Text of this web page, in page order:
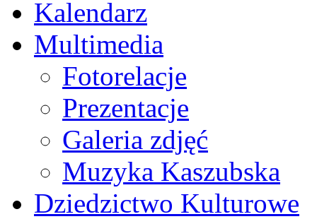
Kalendarz
Multimedia
Fotorelacje
Prezentacje
Galeria zdjęć
Muzyka Kaszubska
Dziedzictwo Kulturowe